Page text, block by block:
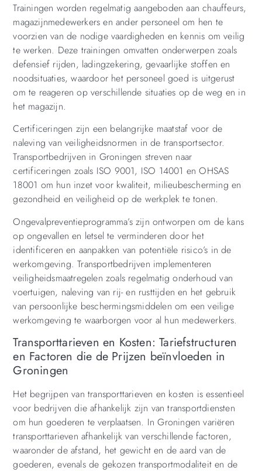
Trainingen worden regelmatig aangeboden aan chauffeurs,
magazijnmedewerkers en ander personeel om hen te
voorzien van de nodige vaardigheden en kennis om veilig
te werken. Deze trainingen omvatten onderwerpen zoals
defensief rijden, ladingzekering, gevaarlijke stoffen en
noodsituaties, waardoor het personeel goed is uitgerust
om te reageren op verschillende situaties op de weg en in
het magazijn.
Certificeringen zijn een belangrijke maatstaf voor de
naleving van veiligheidsnormen in de transportsector.
Transportbedrijven in Groningen streven naar
certificeringen zoals ISO 9001, ISO 14001 en OHSAS
18001 om hun inzet voor kwaliteit, milieubescherming en
gezondheid en veiligheid op de werkplek te tonen.
Ongevalpreventieprogramma’s zijn ontworpen om de kans
op ongevallen en letsel te verminderen door het
identificeren en aanpakken van potentiële risico’s in de
werkomgeving. Transportbedrijven implementeren
veiligheidsmaatregelen zoals regelmatig onderhoud van
voertuigen, naleving van rij- en rusttijden en het gebruik
van persoonlijke beschermingsmiddelen om een veilige
werkomgeving te waarborgen voor al hun medewerkers.
Transporttarieven en Kosten: Tariefstructuren
en Factoren die de Prijzen beïnvloeden in
Groningen
Het begrijpen van transporttarieven en kosten is essentieel
voor bedrijven die afhankelijk zijn van transportdiensten
om hun goederen te verplaatsen. In Groningen variëren
transporttarieven afhankelijk van verschillende factoren,
waaronder de afstand, het gewicht en de aard van de
goederen, evenals de gekozen transportmodaliteit en de